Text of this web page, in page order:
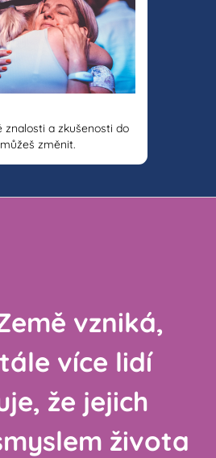
znalosti a zkušenosti do
změnit.
vzniká,
více lidí
že jejich
života